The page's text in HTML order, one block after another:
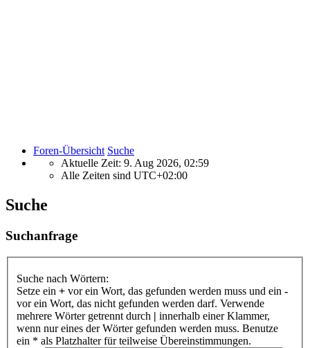
Foren-Übersicht Suche
Aktuelle Zeit: 9. Aug 2026, 02:59
Alle Zeiten sind UTC+02:00
Suche
Suchanfrage
Suche nach Wörtern:
Setze ein + vor ein Wort, das gefunden werden muss und ein -
vor ein Wort, das nicht gefunden werden darf. Verwende
mehrere Wörter getrennt durch | innerhalb einer Klammer,
wenn nur eines der Wörter gefunden werden muss. Benutze
ein * als Platzhalter für teilweise Übereinstimmungen.